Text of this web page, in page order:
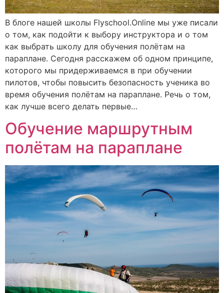
В блоге нашей школы Flyschool.Online мы уже писали
о том, как подойти к выбору инструктора и о том
как выбрать школу для обучения полётам на
параплане. Сегодня расскажем об одном принципе,
которого мы придерживаемся в при обучении
пилотов, чтобы повысить безопасность ученика во
время обучения полётам на параплане. Речь о том,
как лучше всего делать первые…
Обучение маршрутным
полётам на параплане